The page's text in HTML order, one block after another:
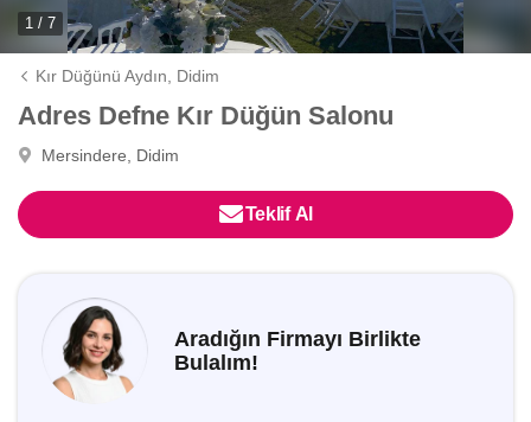
1 / 7
Kır Düğünü Aydın, Didim
Adres Defne Kır Düğün Salonu
Mersindere, Didim
Teklif Al
Aradığın Firmayı Birlikte
Bulalım!